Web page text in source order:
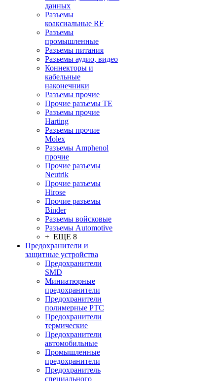
данных
Разъeмы
коаксиальные RF
Разъeмы
промышленные
Разъeмы питания
Разъeмы аудио, видео
Коннекторы и
кабельные
наконечники
Разъeмы прочие
Прочие разъемы TE
Разъемы прочие
Harting
Разъемы прочие
Molex
Разъемы Amphenol
прочие
Прочие разъемы
Neutrik
Прочие разъемы
Hirose
Прочие разъемы
Binder
Разъемы войсковые
Разъeмы Automotive
+ ЕЩЕ 8
Предохранители и
защитные устройства
Предохранители
SMD
Миниатюрные
предохранители
Предохранители
полимерные PTC
Предохранители
термические
Предохранители
автомобильные
Промышленные
предохранители
Предохранитель
специального